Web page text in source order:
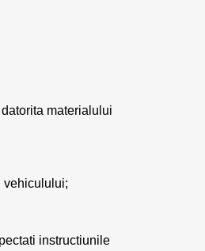
materialului
vehiculului;
instructiunile